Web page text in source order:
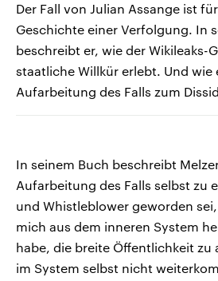
Der Fall von Julian Assange ist
Geschichte einer Verfolgung. In
beschreibt er, wie der Wikileaks-
staatliche Willkür erlebt. Und wie
Aufarbeitung des Falls zum
In seinem Buch beschreibt
Aufarbeitung des Falls selbst zu
und Whistleblower geworden
mich aus dem inneren System
habe, die breite Öffentlichkeit zu
im System selbst nicht